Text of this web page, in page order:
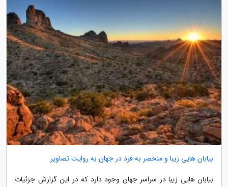
بیابان هایی زیبا و منحصر به فرد در جهان به روایت تصاویر
بیابان هایی زیبا در سراسر جهان وجود دارد که در این گزارش جزئیات